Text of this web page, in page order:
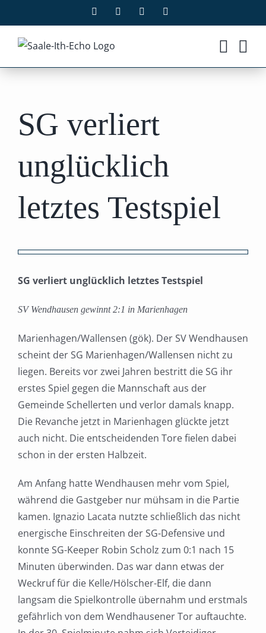
Inhalt
springen
Facebook Instagram
SG verliert
unglücklich
letztes Testspiel
grösseres
SG verliert unglücklich letztes Testspiel
SV Wendhausen gewinnt 2:1 in Marienhagen
Marienhagen/Wallensen (gök). Der SV Wendhausen
scheint der SG Marienhagen/Wallensen nicht zu
liegen. Bereits vor zwei Jahren bestritt die SG ihr
erstes Spiel gegen die Mannschaft aus der
Gemeinde Schellerten und verlor damals knapp.
Die Revanche jetzt in Marienhagen glückte jetzt
auch nicht. Die entscheidenden Tore fielen dabei
schon in der ersten Halbzeit.
Am Anfang hatte Wendhausen mehr vom Spiel,
während die Gastgeber nur mühsam in die Partie
kamen. Ignazio Lacata nutzte schließlich das nicht
energische Einschreiten der SG-Defensive und
konnte SG-Keeper Robin Scholz zum 0:1 nach 15
Minuten überwinden. Das war dann etwas der
Weckruf für die Kelle/Hölscher-Elf, die dann
langsam die Spielkontrolle übernahm und erstmals
gefährlich von dem Wendhausener Tor auftauchte.